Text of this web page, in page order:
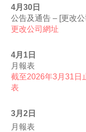
4月30日
公告及通告 – [更改
更改公司網址
4月1日
月報表
截至2026年3月31日
表
3月2日
月報表